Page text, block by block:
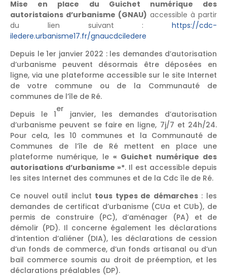
Mise en place du Guichet numérique des
autoristaions d’urbanisme (GNAU) accessible à partir
du lien suivant : https://cdc-
iledere.urbanisme17.fr/gnaucdciledere
Depuis le 1er janvier 2022 : les demandes d’autorisation
d’urbanisme peuvent désormais être déposées en
ligne, via une plateforme accessible sur le site Internet
de votre commune ou de la Communauté de
communes de l’île de Ré.
Depuis le 1
er
janvier, les demandes d’autorisation
d’urbanisme peuvent se faire en ligne, 7j/7 et 24h/24.
Pour cela, les 10 communes et la Communauté de
Communes de l’île de Ré mettent en place une
plateforme numérique, le « Guichet numérique des
autorisations d’urbanisme »*. Il est accessible depuis
les sites Internet des communes et de la Cdc île de Ré.
Ce nouvel outil inclut tous types de démarches: les
demandes de certificat d’urbanisme (CUa et CUb), de
permis de construire (PC), d’aménager (PA) et de
démolir (PD). Il concerne également les déclarations
d’intention d’aliéner (DIA), les déclarations de cession
d’un fonds de commerce, d’un fonds artisanal ou d’un
bail commerce soumis au droit de préemption, et les
déclarations préalables (DP).